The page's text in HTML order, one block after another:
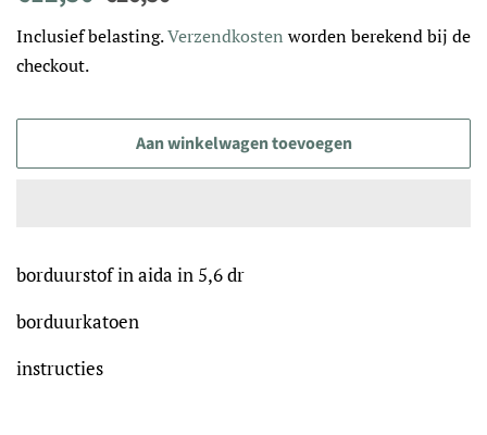
Inclusief belasting.Verzendkosten worden berekend bij de
checkout.
Aan winkelwagen toevoegen
borduurstof in aida in 5,6 dr
borduurkatoen
instructies